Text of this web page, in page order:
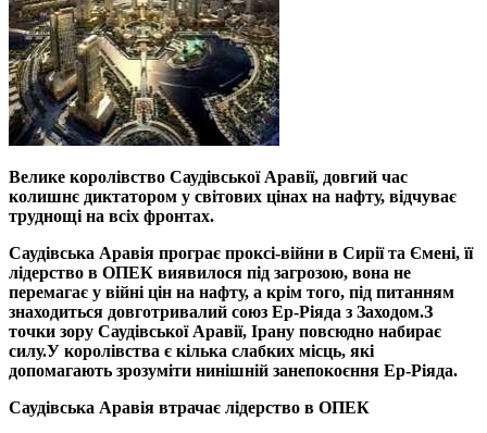
Велике королівство Саудівської Аравії, довгий час
колишнє диктатором у світових цінах на нафту, відчуває
труднощі на всіх фронтах.
Саудівська Аравія програє проксі-війни в Сирії та Ємені, її
лідерство в ОПЕК виявилося під загрозою, вона не
перемагає у війні цін на нафту, а крім того, під питанням
знаходиться довготривалий союз Ер-Ріяда з Заходом.З
точки зору Саудівської Аравії, Ірану повсюдно набирає
силу.У королівства є кілька слабких місць, які
допомагають зрозуміти нинішній занепокоєння Ер-Ріяда.
Саудівська Аравія втрачає лідерство в ОПЕК